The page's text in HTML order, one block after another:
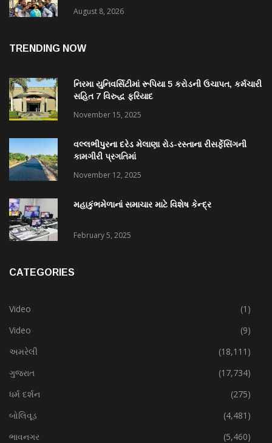
August 8, 2026
TRENDING NOW
નિરમા યુનિવર્સિટીમાં રૂપિયા 5 કરોડની ઉચાપત, કર્મચારી
સહિત 7 વિરુદ્ધ ફરિયાદ
November 15, 2025
વલ્લભીપુરના દરેડ મેલાણા રોડ-રસ્તાના રીસર્ફેસિંગની
કામગીરી પ્રગતિમાં
November 12, 2025
મહાકુંભમેળાનાં સમાચાર માટે વિશેષ કેન્દ્ર
February 5, 2025
CATEGORIES
Video
(1)
Video
(9)
અમરેલી
(18,111)
ગુજરાત
(17,734)
ધર્મ દર્શન
(275)
બોલિવૂડ
(4,481)
ભાવનગર
(5,460)